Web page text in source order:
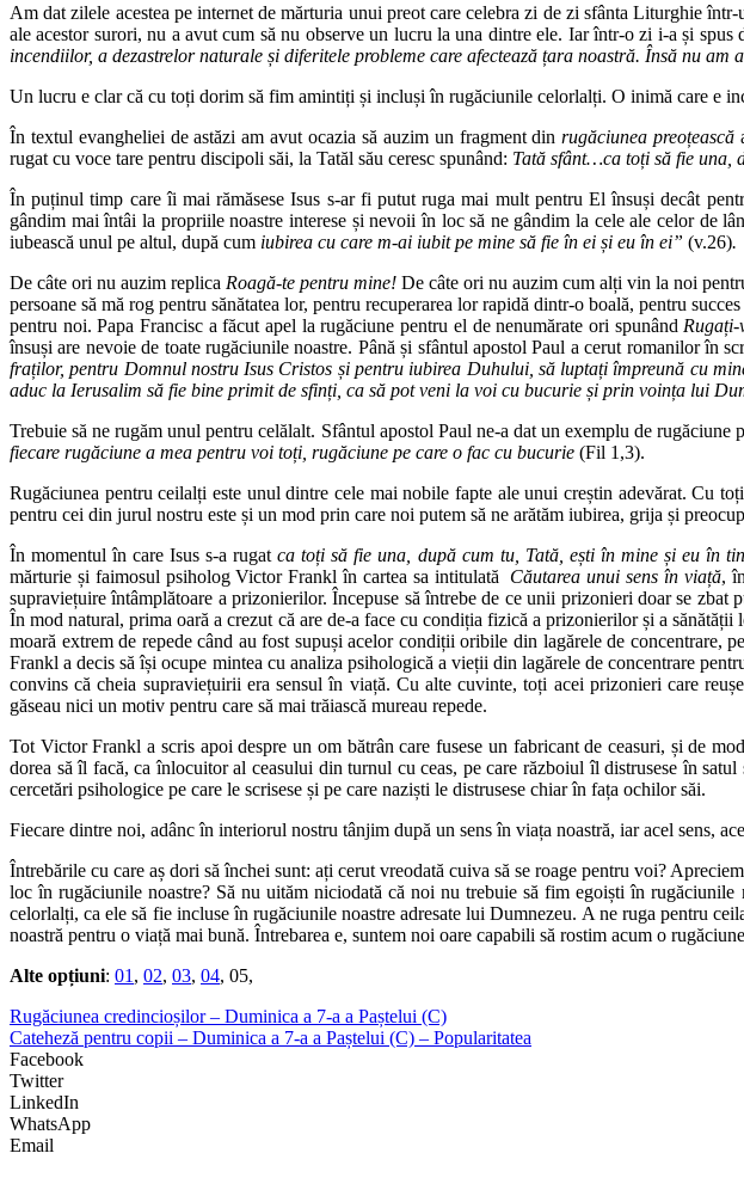
Am dat zilele acestea pe internet de mărturia unui preot care celebra zi de zi sfânta Liturghie
ale acestor surori, nu a avut cum să nu observe un lucru la una dintre ele. Iar într-o zi i-a și
incendiilor, a dezastrelor naturale și diferitele probleme care afectează țara noastră. Însă nu
Un lucru e clar că cu toți dorim să fim amintiți și incluși în rugăciunile celorlalți. O inimă care e
În textul evangheliei de astăzi am avut ocazia să auzim un fragment dinrugăciunea preoțească
rugat cu voce tare pentru discipoli săi, la Tatăl său ceresc spunând: Tată sfânt…ca toți să fie una,
În puținul timp care îi mai rămăsese Isus s-ar fi putut ruga mai mult pentru El însuși decât
gândim mai întâi la propriile noastre interese și nevoii în loc să ne gândim la cele ale celor de
iubească unul pe altul, după cum iubirea cu care m-ai iubit pe mine să fie în ei și eu în ei” (v.26).
De câte ori nu auzim replica Roagă-te pentru mine! De câte ori nu auzim cum alți vin la noi
persoane să mă rog pentru sănătatea lor, pentru recuperarea lor rapidă dintr-o boală, pentru
pentru noi. Papa Francisc a făcut apel la rugăciune pentru el de nenumărate ori spunând
însuși are nevoie de toate rugăciunile noastre. Până și sfântul apostol Paul a cerut romanilor în
fraților, pentru Domnul nostru Isus Cristos și pentru iubirea Duhului, să luptați împreună cu
aduc la Ierusalim să fie bine primit de sfinți, ca să pot veni la voi cu bucurie și prin voința lui
Trebuie să ne rugăm unul pentru celălalt. Sfântul apostol Paul ne-a dat un exemplu de rugăciune
fiecare rugăciune a mea pentru voi toți, rugăciune pe care o fac cu bucurie (Fil 1,3).
Rugăciunea pentru ceilalți este unul dintre cele mai nobile fapte ale unui creștin adevărat. Cu
pentru cei din jurul nostru este și un mod prin care noi putem să ne arătăm iubirea, grija și
În momentul în care Isus s-a rugatca toți să fie una, după cum tu, Tată, ești în mine și eu în
mărturie și faimosul psiholog Victor Frankl în cartea sa intitulată Căutarea unui sens în viață,
supraviețuire întâmplătoare a prizonierilor. Începuse să întrebe de ce unii prizonieri doar se
În mod natural, prima oară a crezut că are de-a face cu condiția fizică a prizonierilor și a
moară extrem de repede când au fost supuși acelor condiții oribile din lagărele de concentrare,
Frankl a decis să își ocupe mintea cu analiza psihologică a vieții din lagărele de concentrare
convins că cheia supraviețuirii era sensul în viață. Cu alte cuvinte, toți acei prizonieri care
găseau nici un motiv pentru care să mai trăiască mureau repede.
Tot Victor Frankl a scris apoi despre un om bătrân care fusese un fabricant de ceasuri, și de
dorea să îl facă, ca înlocuitor al ceasului din turnul cu ceas, pe care războiul îl distrusese în
cercetări psihologice pe care le scrisese și pe care naziști le distrusese chiar în fața ochilor săi.
Fiecare dintre noi, adânc în interiorul nostru tânjim după un sens în viața noastră, iar acel sens,
Întrebările cu care aș dori să închei sunt: ați cerut vreodată cuiva să se roage pentru voi?
loc în rugăciunile noastre? Să nu uităm niciodată că noi nu trebuie să fim egoiști în
celorlalți, ca ele să fie incluse în rugăciunile noastre adresate lui Dumnezeu. A ne ruga pentru
noastră pentru o viață mai bună. Întrebarea e, suntem noi oare capabili să rostim acum o
Alte opțiuni: 01 , 02, 03, 04, 05,
Rugăciunea credincioșilor – Duminica a 7-a a Paștelui (C)
Cateheză pentru copii – Duminica a 7-a a Paștelui (C) – Popularitatea
Facebook
Twitter
LinkedIn
WhatsApp
Email